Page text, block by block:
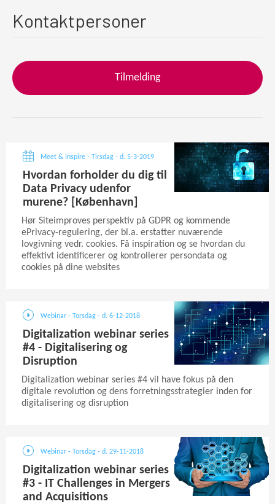
Kontaktpersoner
Tilmelding
Meet & Inspire - Tirsdag - d. 5-3-2019
Hvordan forholder du dig til
Data Privacy udenfor
murene? [København]
Hør Siteimproves perspektiv på GDPR og kommende
ePrivacy-regulering, der bl.a. erstatter nuværende
lovgivning vedr. cookies. Få inspiration og se hvordan du
effektivt identificerer og kontrollerer persondata og
cookies på dine websites
Webinar - Torsdag - d. 6-12-2018
Digitalization webinar series
#4 - Digitalisering og
Disruption
Digitalization webinar series #4 vil have fokus på den
digitale revolution og dens forretningsstrategier inden for
digitalisering og disruption
Webinar - Torsdag - d. 29-11-2018
Digitalization webinar series
#3 - IT Challenges in Mergers
and Acquisitions